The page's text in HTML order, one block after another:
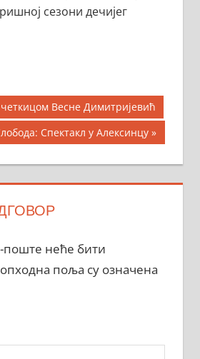
сезони дечијег
Весне Димитријевић
Спектакл у Алексинцу
поште неће бити
поља су означена